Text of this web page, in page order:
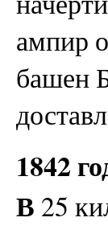
ампир
башен
1842
В 25